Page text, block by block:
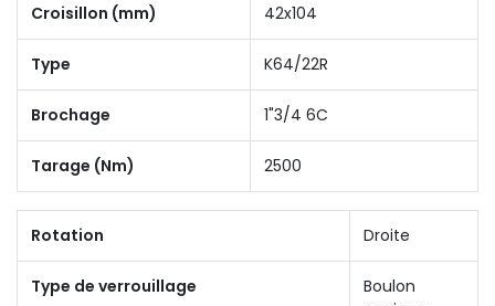
Croisillon (mm) 42x104
Type K64/22R
Brochage 1"3/4 6C
Tarage (Nm) 2500
Rotation Droite
Type de verrouillage
Boulon